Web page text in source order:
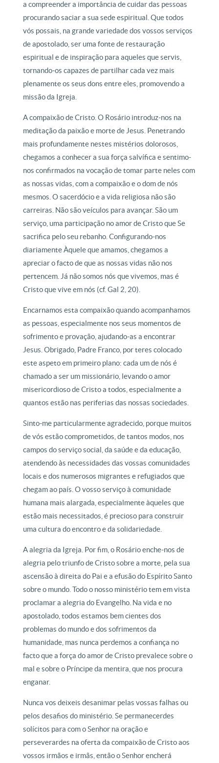
a compreender a importância de cuidar das pessoas
procurando saciar a sua sede espiritual. Que todos
vós possais, na grande variedade dos vossos serviços
de apostolado, ser uma fonte de restauração
espiritual e de inspiração para aqueles que servis,
tornando-os capazes de partilhar cada vez mais
plenamente os seus dons entre eles, promovendo a
missão da Igreja.
A compaixão de Cristo. O Rosário introduz-nos na
meditação da paixão e morte de Jesus. Penetrando
mais profundamente nestes mistérios dolorosos,
chegamos a conhecer a sua força salvífica e sentimo-
nos confirmados na vocação de tomar parte neles com
as nossas vidas, com a compaixão e o dom de nós
mesmos. O sacerdócio e a vida religiosa não são
carreiras. Não são veículos para avançar. São um
serviço, uma participação no amor de Cristo que Se
sacrifica pelo seu rebanho. Configurando-nos
diariamente Àquele que amamos, chegamos a
apreciar o facto de que as nossas vidas não nos
pertencem. Já não somos nós que vivemos, mas é
Cristo que vive em nós (cf. Gal 2, 20).
Encarnamos esta compaixão quando acompanhamos
as pessoas, especialmente nos seus momentos de
sofrimento e provação, ajudando-as a encontrar
Jesus. Obrigado, Padre Franco, por teres colocado
este aspeto em primeiro plano: cada um de nós é
chamado a ser um missionário, levando o amor
misericordioso de Cristo a todos, especialmente a
quantos estão nas periferias das nossas sociedades.
Sinto-me particularmente agradecido, porque muitos
de vós estão comprometidos, de tantos modos, nos
campos do serviço social, da saúde e da educação,
atendendo às necessidades das vossas comunidades
locais e dos numerosos migrantes e refugiados que
chegam ao país. O vosso serviço à comunidade
humana mais alargada, especialmente àqueles que
estão mais necessitados, é precioso para construir
uma cultura do encontro e da solidariedade.
A alegria da Igreja. Por fim, o Rosário enche-nos de
alegria pelo triunfo de Cristo sobre a morte, pela sua
ascensão à direita do Pai e a efusão do Espírito Santo
sobre o mundo. Todo o nosso ministério tem em vista
proclamar a alegria do Evangelho. Na vida e no
apostolado, todos estamos bem cientes dos
problemas do mundo e dos sofrimentos da
humanidade, mas nunca perdemos a confiança no
facto que a força do amor de Cristo prevalece sobre o
mal e sobre o Príncipe da mentira, que nos procura
enganar.
Nunca vos deixeis desanimar pelas vossas falhas ou
pelos desafios do ministério. Se permanecerdes
solícitos para com o Senhor na oração e
perseverardes na oferta da compaixão de Cristo aos
vossos irmãos e irmãs, então o Senhor encherá